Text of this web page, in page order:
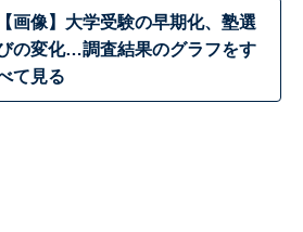
【画像】大学受験の早期化、塾選
の変化…調査結果のグラフをす
て見る